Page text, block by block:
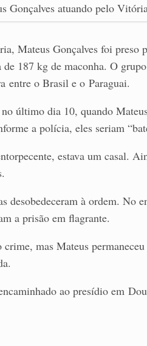
Gonçalves atuando pelo
Mateus Gonçalves foi preso
de 187 kg de maconha. O
entre o Brasil e o Paraguai.
último dia 10, quando
a polícia, eles seriam
estava um casal.
desobedeceram à ordem. No
a prisão em flagrante.
crime, mas Mateus
ao presídio em